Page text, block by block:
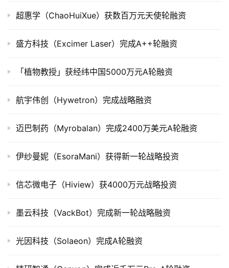
公
上
投
据
创
院
超惠学（ChaoHuiXue）获数百万元天使轮融资
盛方科技（Excimer Laser）完成A++轮融资
「植物教授」获经纬中国5000万元A轮融资
航宇伟创（Hywetron）完成战略融资
迈巴制药（Myrobalan）完成2400万美元A轮融资
伊纱曼妮（EsoraMani）获得新一轮战略投资
信芯微电子（Hiview）获4000万元战略投资
墨云科技（VackBot）完成新一轮战略融资
光因科技（Solaeon）完成A轮融资